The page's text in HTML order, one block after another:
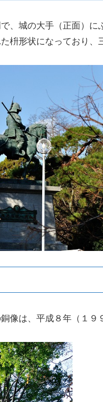
、城の大手（正面）に
枡形状になっており
像は、平成８年（１